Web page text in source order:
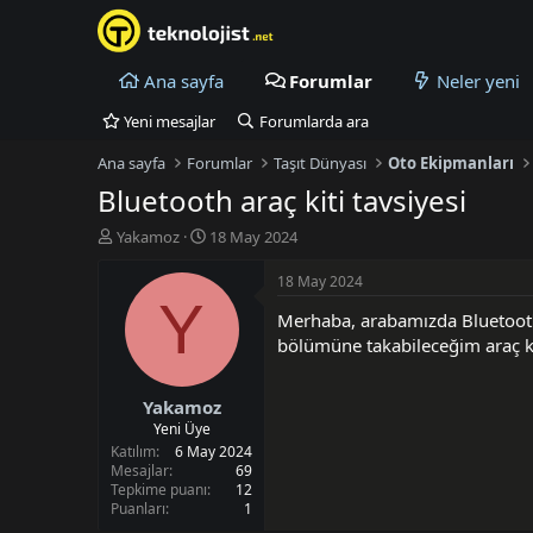
Ana sayfa Forumlar Neler yeni
Yeni mesajlar
Forumlarda ara
Ana sayfa
Forumlar Taşıt Dünyası Oto Ekipmanları
Bluetooth araç kiti tavsiyesi
K
a
t
a
n
Yakamoz
B
ş
ı
ç
t
a
i
18 May 2024
Y
Yakamoz
Yeni Üye
Katılım
6 May 2024
Mesajlar
69
Tepkime puanı
12
Puanları
1
18 May 2024
Merhaba, arabamızda
bölümüne takabileceğim araç